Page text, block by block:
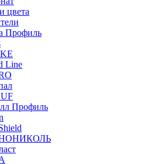
цвета
Профиль
Line
Профиль